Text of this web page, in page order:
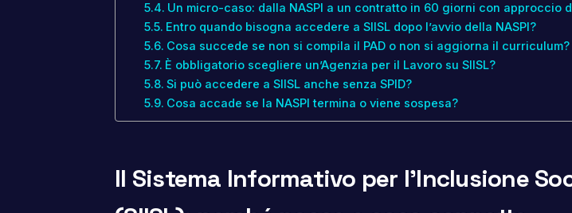
Un micro-caso: dalla NASPI a un contratto in 60 giorni con approccio
Entro quando bisogna accedere a SIISL dopo l’avvio della NASPI?
Cosa succede se non si compila il PAD o non si aggiorna il curriculum?
È obbligatorio scegliere un’Agenzia per il Lavoro su SIISL?
Si può accedere a SIISL anche senza SPID?
Cosa accade se la NASPI termina o viene sospesa?
Il Sistema Informativo per l’Inclusione